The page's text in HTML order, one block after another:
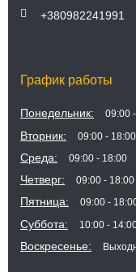
+380982241991
График работы
Понедельник 09:00
Вторник 09:00 18:00
Среда 09:00 18:00
Четверг 09:00 18:00
Пятница 09:00
Суббота 10:00
Воскресенье